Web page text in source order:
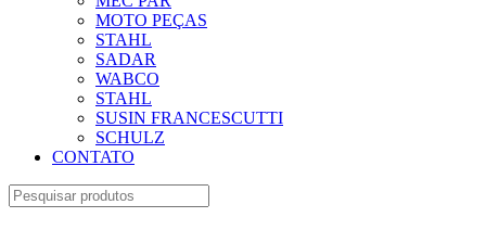
MOTO PEÇAS
STAHL
SADAR
WABCO
STAHL
SUSIN FRANCESCUTTI
SCHULZ
CONTATO